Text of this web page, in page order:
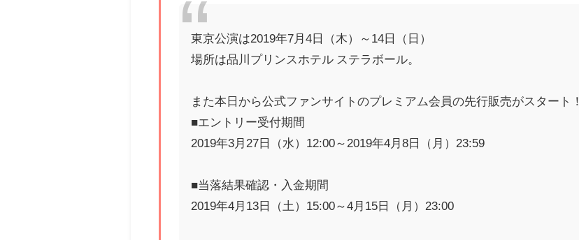
東京公演は2019年7月4日（木）～14日（日）
場所は品川プリンスホテル ステラボール。
また本日から公式ファンサイトのプレミアム会員の先行販売がスタート！
■エントリー受付期間
2019年3月27日（水）12:00～2019年4月8日（月）23:59
■当落結果確認・入金期間
2019年4月13日（土）15:00～4月15日（月）23:00